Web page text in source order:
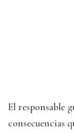
El responsable
consecuencias